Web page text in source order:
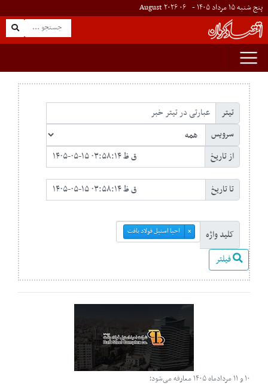
پنج شنبه ۱۵ مرداد ۱۴۰۵ - ۰۶۲۰۲۶
تیتر
سرویس
از تاریخ
تا تاریخ
کلید واژه احیا استیل فولاد بافت ×
فیلتر
۱۰ و ۱۱ مردادماه ۱۴۰۵ معارفه می‌شود؛